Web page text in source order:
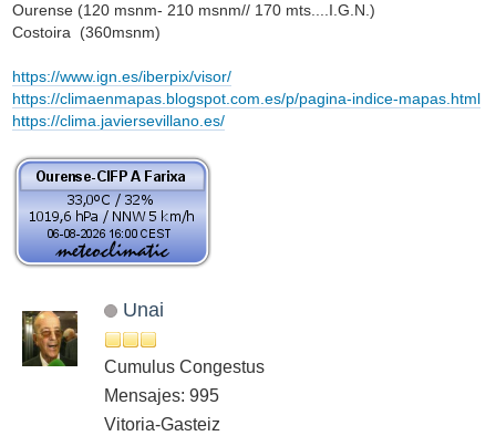
Ourense (120 msnm- 210 msnm// 170 mts....I.G.N.)
Costoira (360msnm)
https://www.ign.es/iberpix/visor/
https://climaenmapas.blogspot.com.es/p/pagina-indice-mapas.html
https://clima.javiersevillano.es/
Unai
Cumulus Congestus
Mensajes: 995
Vitoria-Gasteiz